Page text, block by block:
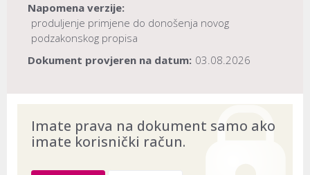
Napomena verzije:
produljenje primjene do donošenja novog
podzakonskog propisa
Dokument provjeren na datum: 03.08.2026
Imate prava na dokument samo ako
imate korisnički račun.